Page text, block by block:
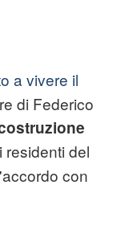
a vivere il
di Federico
residenti del
con